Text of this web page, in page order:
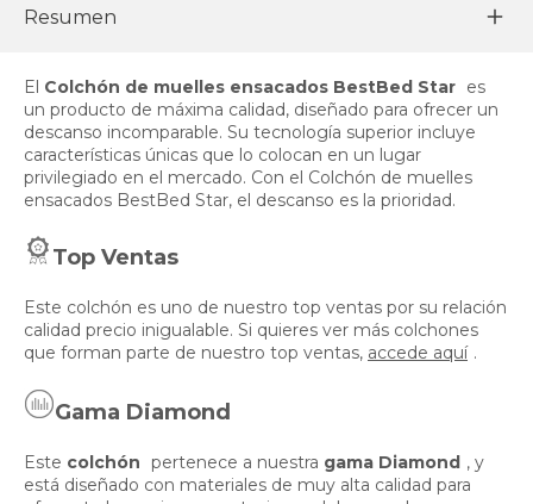
Resumen
El Colchón de muelles ensacados BestBed Star es
un producto de máxima calidad, diseñado para ofrecer un
descanso incomparable. Su tecnología superior incluye
características únicas que lo colocan en un lugar
privilegiado en el mercado. Con el Colchón de muelles
ensacados BestBed Star, el descanso es la prioridad.
Top Ventas
Este colchón es uno de nuestro top ventas por su relación
calidad precio inigualable. Si quieres ver más colchones
que forman parte de nuestro top ventas, accede aquí .
Gama Diamond
Este colchón pertenece a nuestra gama Diamond , y
está diseñado con materiales de muy alta calidad para